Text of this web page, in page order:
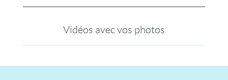
Vidéos avec vos photos